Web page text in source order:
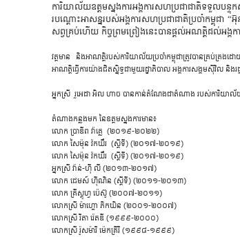
ការិ​យាល័យឧត្តម​ស្នង​ការ​អង្គ​កា​រស​ហប្រ​ជា​ជា​តិ​ទ​ទួល​បន្ទុ
របណ្តោះ​អាសន្ន​របស់​អង្គ​កា​រស​ហប្រ​ជា​ជា​តិប្រ​ចាំ​កម្ពុ​ជ
សព្វគ្រប់​ហើយ ​កិច្ចព្រមព្រៀង​នេះ​បានផ្តល់អណត្តិ​ដល់​អង្គ​
វត្ត​មាន ​និង​អាណត្តិ​របស់​ការិ​យាល័យប្រ​ចាំ​កម្ពុ​ជា​ត្រូវ​បានគ្រប់គ្រង​ដោ​
អាណត្តិ​ធ្វើ​ការ​យ៉ាង​ជិត​ស្និទ្ធ​ជា​មួយ​រដ្ឋាភិ​បាល ​អង្គ​ការ​សង្គម​ស៊ី​វិល ​និ
​អ្នក​ស្រីរួអេ​ដា ​អិល ​ហាច ​បា​ន​កាន់​តំ​ណែង​ជាតំ​ណាង ​របស់​ការិ​យាល័យឧ
តំ​ណាង​កន្លង​មក ​នៃឧត្តម​ស្នង​ការ​មាន៖
​លោក ​ប្រាឌីព ​វ៉ាគ្លេ (២០១៩-២០២២)
​លោក ​សៃម៉ុន ​វ៉កឃឺរ (ស្តី​ទី) (២០១៧-២០១៩)
​លោក ​សៃម៉ុន ​វ៉កឃឺរ (ស្តី​ទី) (២០១៧-២០១៩)
​អ្នក​ស្រី ​វ៉ាន់-​ហ៊ី ​លី (២០១៣-២០១៧)
​លោក ជេមស៍ ​ហ៊ីណិន (ស្តី​ទី) (២០១១-២០១៣)
​លោក គ្រីស្តូហ្វ ​ប៉េ​ស៊ូ (២០០៧-២០១១)
​លោក​ស្រី ​ម៉ាហ្គោ ​ភិកឃិន (២០០១-២០០៧)
​លោក​ស្រី ​រី​តា ​រ៉េតឌី (១៩៩៩-២០០០)
​លោក​ស្រី ​រ៉ូ​ស​ម៉ា​រី ម៉េកគ្រី​រី (១៩៩៨-១៩៩៩)